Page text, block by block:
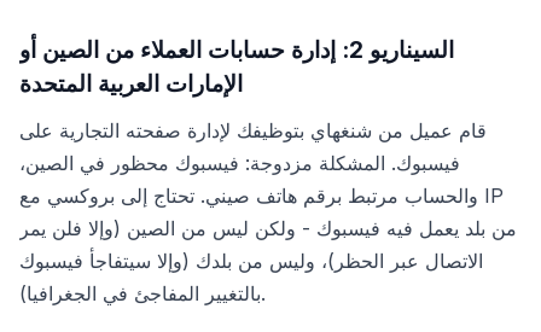
السيناريو 2: إدارة حسابات العملاء من الصين أو
الإمارات العربية المتحدة
قام عميل من شنغهاي بتوظيفك لإدارة صفحته التجارية على
فيسبوك. المشكلة مزدوجة: فيسبوك محظور في الصين،
والحساب مرتبط برقم هاتف صيني. تحتاج إلى بروكسي مع IP
من بلد يعمل فيه فيسبوك - ولكن ليس من الصين (وإلا فلن يمر
الاتصال عبر الحظر)، وليس من بلدك (وإلا سيتفاجأ فيسبوك
بالتغيير المفاجئ في الجغرافيا).